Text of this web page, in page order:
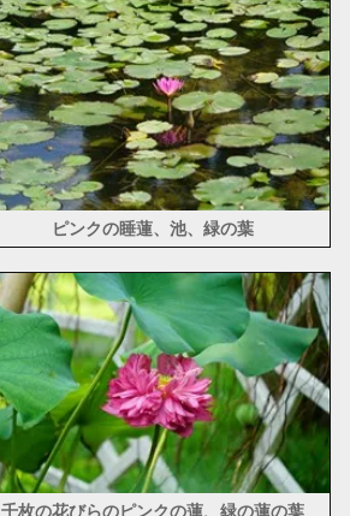
ピンクの睡蓮、池、緑の葉
千枚の花びらのピンクの蓮、緑の蓮の葉